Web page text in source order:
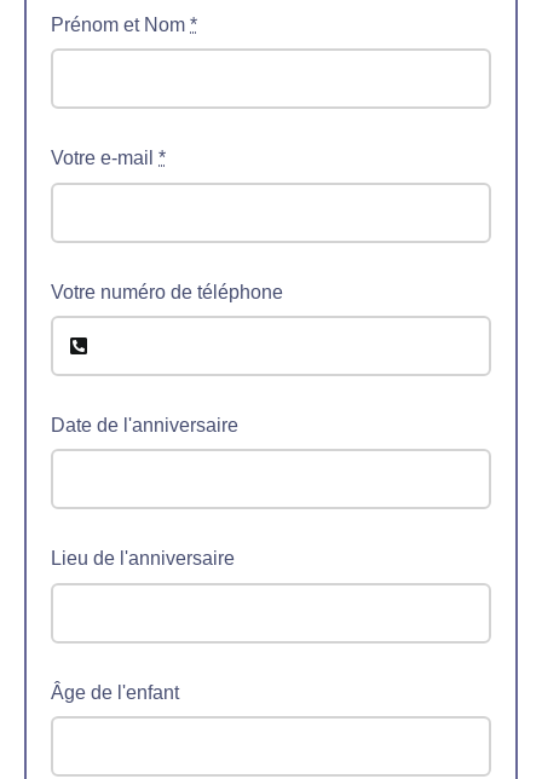
Prénom et Nom *
Votre e-mail *
Votre numéro de téléphone
Date de l'anniversaire
Lieu de l'anniversaire
Âge de l'enfant